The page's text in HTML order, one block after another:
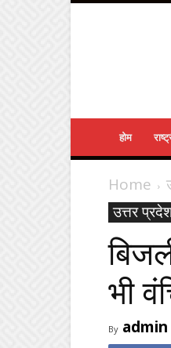
होम
Home
उत्तर
भी
By admin